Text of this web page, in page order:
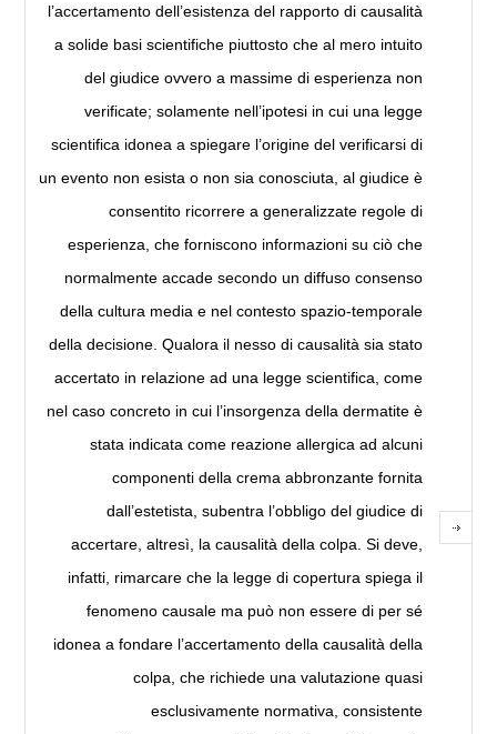
l’accertamento dell’esistenza del rapporto di causalità
a solide basi scientifiche piuttosto che al mero intuito
del giudice ovvero a massime di esperienza non
verificate; solamente nell’ipotesi in cui una legge
scientifica idonea a spiegare l’origine del verificarsi di
un evento non esista o non sia conosciuta, al giudice è
consentito ricorrere a generalizzate regole di
esperienza, che forniscono informazioni su ciò che
normalmente accade secondo un diffuso consenso
della cultura media e nel contesto spazio-temporale
della decisione. Qualora il nesso di causalità sia stato
accertato in relazione ad una legge scientifica, come
nel caso concreto in cui l’insorgenza della dermatite è
stata indicata come reazione allergica ad alcuni
componenti della crema abbronzante fornita
dall’estetista, subentra l’obbligo del giudice di
accertare, altresì, la causalità della colpa. Si deve,
infatti, rimarcare che la legge di copertura spiega il
fenomeno causale ma può non essere di per sé
idonea a fondare l’accertamento della causalità della
colpa, che richiede una valutazione quasi
esclusivamente normativa, consistente